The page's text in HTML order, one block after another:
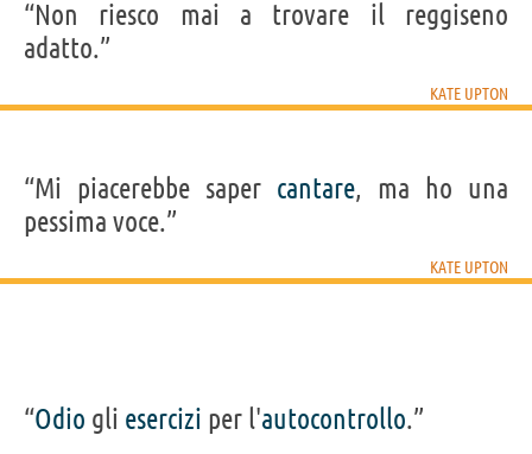
“Non riesco mai a trovare il reggiseno
adatto.”
KATE UPTON
“Mi piacerebbe saper cantare, ma ho una
pessima voce.”
KATE UPTON
“Odio gli esercizi per l'autocontrollo.”